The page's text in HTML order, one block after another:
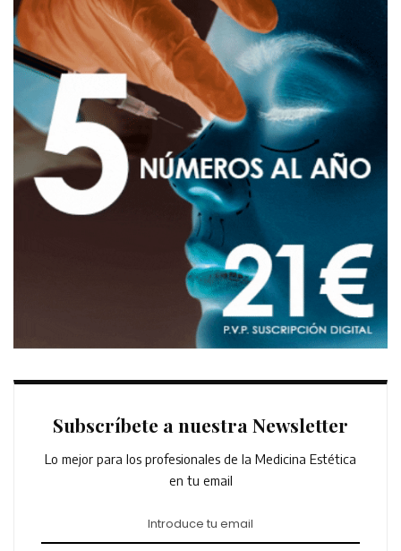
Subscríbete a nuestra Newsletter
Lo mejor para los profesionales de la Medicina Estética
en tu email